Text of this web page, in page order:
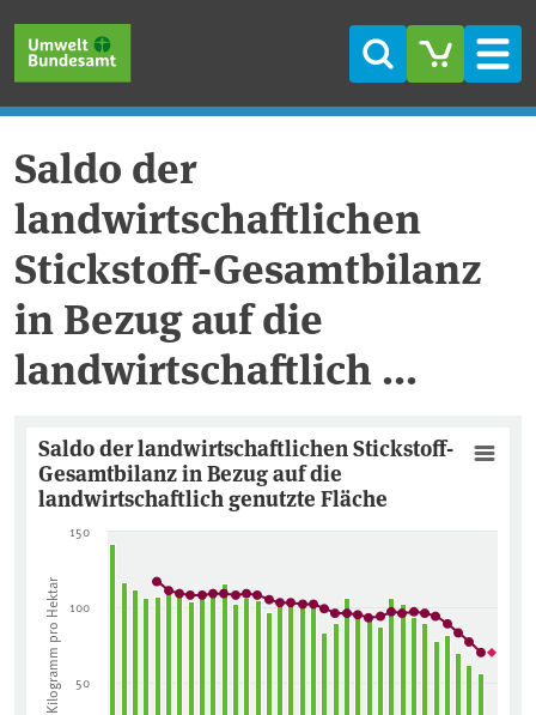
Suche
Saldo der
landwirtschaftlichen
Stickstoff-Gesamtbilanz
in Bezug auf die
landwirtschaftlich ...
Saldo der landwirtschaftlichen
Combination chart with 3 data series.
Ein Diagramm zeigt den zeitlichen Verlauf des
The chart has 1 X axis displaying categories.
Kilogramm pro Hektar
Saldo der landwirtschaftlichen Stickstoff-
Gesamtbilanz in Bezug auf die
landwirtschaftlich genutzte Fläche
50
100
150